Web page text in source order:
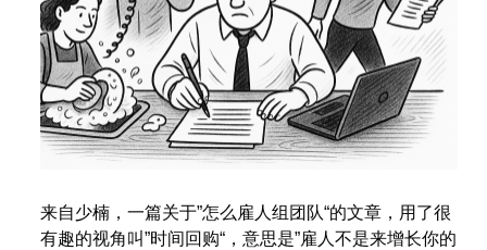
来自少楠，一篇关于”怎么雇人组团队“的文章，用了很
有趣的视角叫”时间回购“，意思是”雇人不是来增长你的